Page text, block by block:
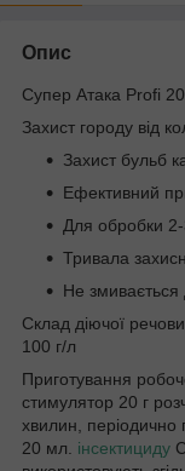
Опис
Супер Атака Profi
Захист городу від
Захист бульб
Ефективний
Для обробки 2-
Тривала
Не
Склад діючої
100 г/л
Приготування
стимулятор 20 г
хвилин, періодично
20 мл. інсектициду